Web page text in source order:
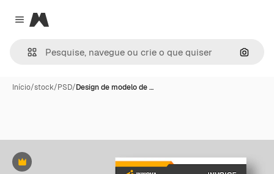
Close menu
Magnific
Início/stock/PSD/Design de modelo de …
Premium